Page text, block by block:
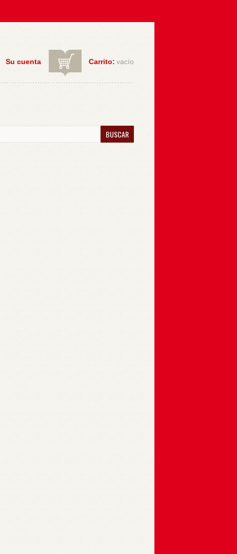
Carrito: vacío
Su cuenta
BUSCAR